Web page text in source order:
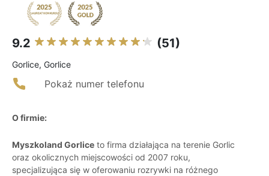
9.2 (51)
Gorlice, Gorlice
Pokaż numer telefonu
O firmie:
Myszkoland Gorlice to firma działająca na terenie Gorlic
oraz okolicznych miejscowości od 2007 roku,
specjalizująca się w oferowaniu rozrywki na różnego